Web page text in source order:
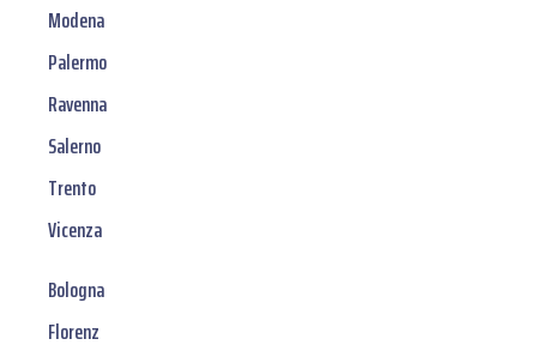
Modena
Palermo
Ravenna
Salerno
Trento
Vicenza
Bologna
Florenz